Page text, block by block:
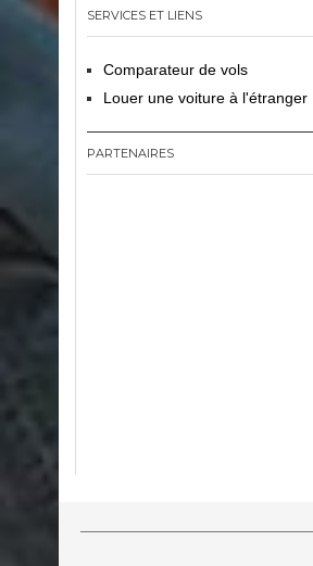
SERVICES ET LIENS
Comparateur de vols
Louer une voiture à l'étranger
PARTENAIRES